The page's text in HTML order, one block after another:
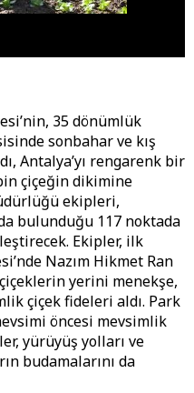
35 dönümlük
sonbahar ve kış
Antalya’yı rengarenk bir
çiçeğin dikimine
ekipleri,
bulunduğu 117 noktada
Ekipler, ilk
Nazım Hikmet Ran
çiçeklerin yerini menekşe,
çiçek fideleri aldı. Park
öncesi mevsimlik
yürüyüş yolları ve
budamalarını da